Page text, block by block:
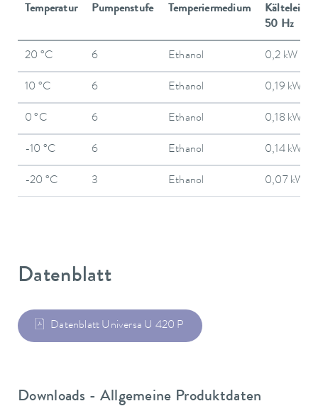
Temperatur Pumpenstufe Temperiermedium
50 Hz
20 °C 6 Ethanol 0,2 kW
10 °C 6 Ethanol 0,19 kW
0 °C 6 Ethanol 0,18 kW
-10 °C 6 Ethanol 0,14 kW
-20 °C 3 Ethanol 0,07 kW
Datenblatt
Datenblatt Universa U 420 P
Downloads - Allgemeine Produktdaten